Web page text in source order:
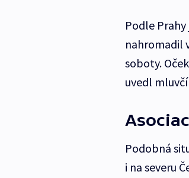
Podle
nahromadil
soboty.
uvedl
Podobná
i na severu